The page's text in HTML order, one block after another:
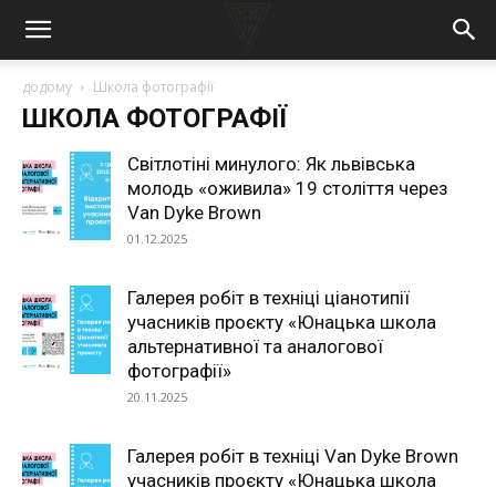
додому Школа фотографії
ШКОЛА ФОТОГРАФІЇ
Світлотіні минулого: Як львівська
молодь «оживила» 19 століття через
Van Dyke Brown
01.12.2025
Галерея робіт в техніці ціанотипії
учасників проєкту «Юнацька школа
альтернативної та аналогової
фотографії»
20.11.2025
Галерея робіт в техніці Van Dyke Brown
учасників проєкту «Юнацька школа